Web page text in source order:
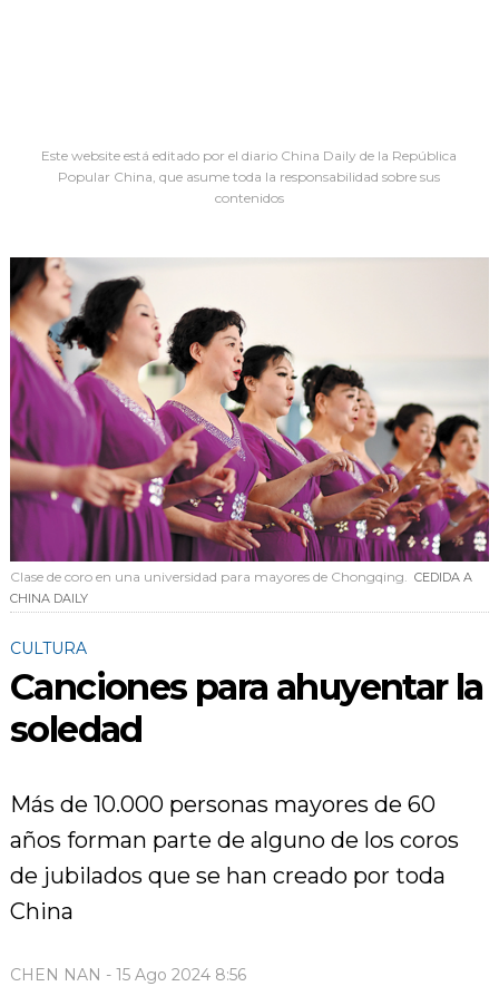
Este website está editado por el diario China Daily de la República
Popular China, que asume toda la responsabilidad sobre sus
contenidos
Clase de coro en una universidad para mayores de Chongqing. CEDIDA A
CHINA DAILY
CULTURA
Canciones para ahuyentar la
soledad
Más de 10.000 personas mayores de 60
años forman parte de alguno de los coros
de jubilados que se han creado por toda
China
CHEN NAN - 15 Ago 2024 8:56